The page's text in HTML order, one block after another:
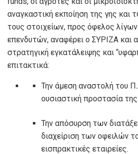
αναγκαστική εκποίηση της γης και
τους στοιχείων, προς όφελος
επενδυτών, αναφέρει ο ΣΥΡΙΖΑ και
στρατηγική εγκατάλειψης και
επιτακτικά:
Την άμεση αναστολή του
ουσιαστική προστασία της
Την απόσυρση των
διαχείριση των οφειλών
εισπρακτικές εταιρείες.